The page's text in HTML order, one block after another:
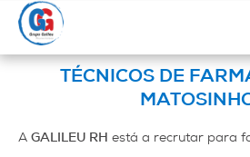
Saltar
para
o
Skip
main
Saltar
para
a Galileu
TÉCNICOS DE
A GALILEU RH está a recrutar para
Sidebar
primária